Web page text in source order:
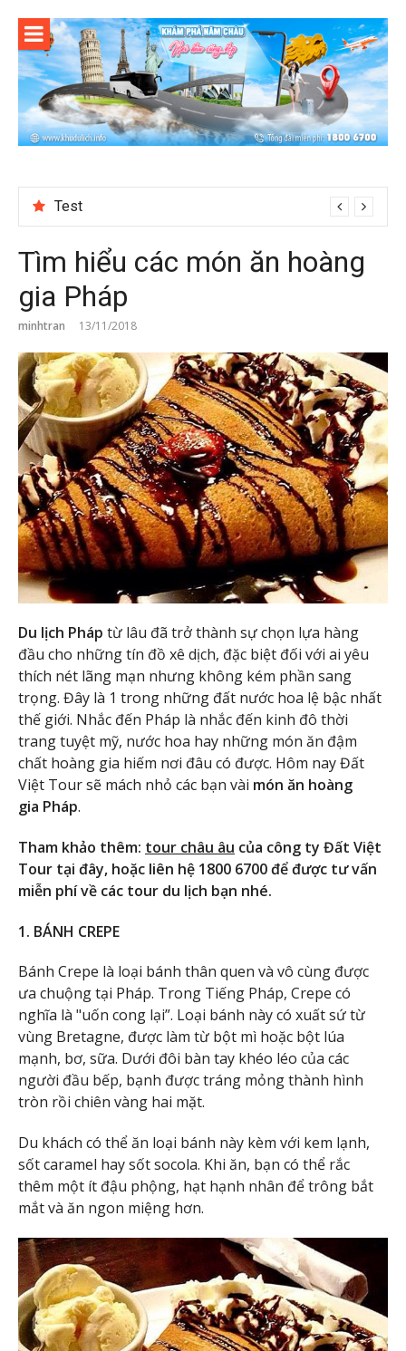
content
Test
Tìm hiểu các món ăn hoàng
gia Pháp
minhtran 13/11/2018
Du lịch Pháp từ lâu đã trở thành sự chọn lựa hàng
đầu cho những tín đồ xê dịch, đặc biệt đối với ai yêu
thích nét lãng mạn nhưng không kém phần sang
trọng. Đây là 1 trong những đất nước hoa lệ bậc nhất
thế giới. Nhắc đến Pháp là nhắc đến kinh đô thời
trang tuyệt mỹ, nước hoa hay những món ăn đậm
chất hoàng gia hiếm nơi đâu có được. Hôm nay Đất
Việt Tour sẽ mách nhỏ các bạn vài món ăn hoàng
gia Pháp.
Tham khảo thêm: tour châu âu của công ty Đất Việt
Tour tại đây, hoặc liên hệ 1800 6700 để được tư vấn
miễn phí về các tour du lịch bạn nhé.
1. BÁNH CREPE
Bánh Crepe là loại bánh thân quen và vô cùng được
ưa chuộng tại Pháp. Trong Tiếng Pháp, Crepe có
nghĩa là "uốn cong lại”. Loại bánh này có xuất sứ từ
vùng Bretagne, được làm từ bột mì hoặc bột lúa
mạnh, bơ, sữa. Dưới đôi bàn tay khéo léo của các
người đầu bếp, bạnh được tráng mỏng thành hình
tròn rồi chiên vàng hai mặt.
Du khách có thể ăn loại bánh này kèm với kem lạnh,
sốt caramel hay sốt socola. Khi ăn, bạn có thể rắc
thêm một ít đậu phộng, hạt hạnh nhân để trông bắt
mắt và ăn ngon miệng hơn.